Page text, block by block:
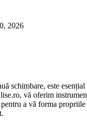
2026
schimbare, este
vă oferim
a vă forma